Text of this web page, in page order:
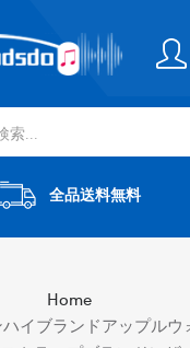
全品送料無料
Home
イブランドアップルウ